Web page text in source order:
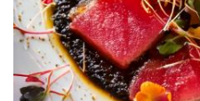
limone. Aggiusta
Pomodorini confit:
zucchero, olio, sale e
Cottura: Cuoci la pasta
con la